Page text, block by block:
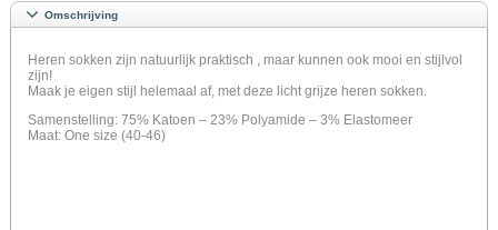
Omschrijving
Heren sokken zijn natuurlijk praktisch , maar kunnen ook mooi en stijlvol
zijn!
Maak je eigen stijl helemaal af, met deze licht grijze heren sokken.
Samenstelling: 75% Katoen – 23% Polyamide – 3% Elastomeer
Maat: One size (40-46)